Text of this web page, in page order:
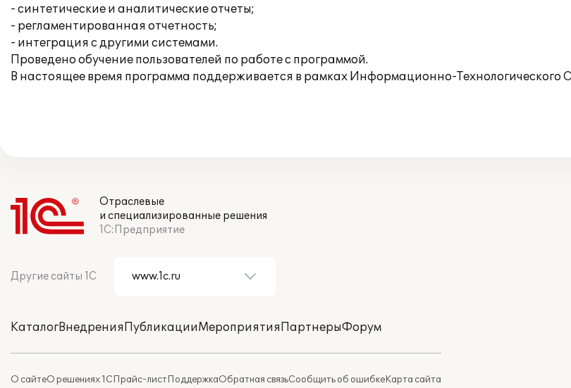
- синтетические и аналитические отчеты;
- регламентированная отчетность;
- интеграция с другими системами.
Проведено обучение пользователей по работе с программой.
В настоящее время программа поддерживается в рамках Информационно-Технологического
Отраслевые
и специализированные решения
1С:Предприятие
Другие сайты 1С
КаталогВнедренияПубликацииМероприятияПартнерыФорум
О сайтеО решениях 1СПрайс-листПоддержкаОбратная связьСообщить об ошибкеКарта сайта